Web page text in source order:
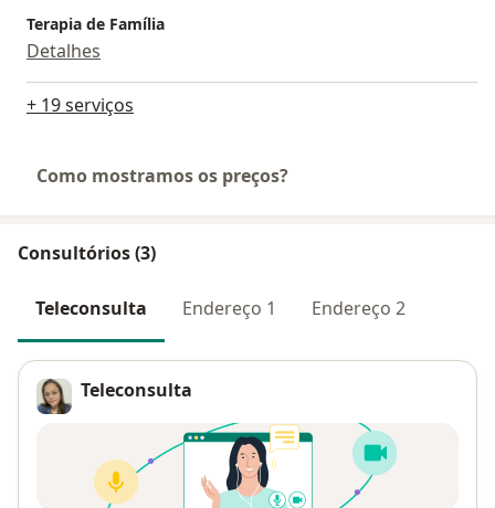
Terapia de Família
Detalhes
+ 19 serviços
Como mostramos os preços?
Consultórios (3)
Teleconsulta Endereço 1 Endereço 2
Teleconsulta